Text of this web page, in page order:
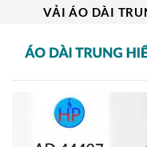
content
VẢI ÁO DÀI